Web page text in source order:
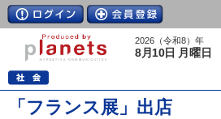
2026（令和8）年
8月10日 月曜日
「フランス展」出店